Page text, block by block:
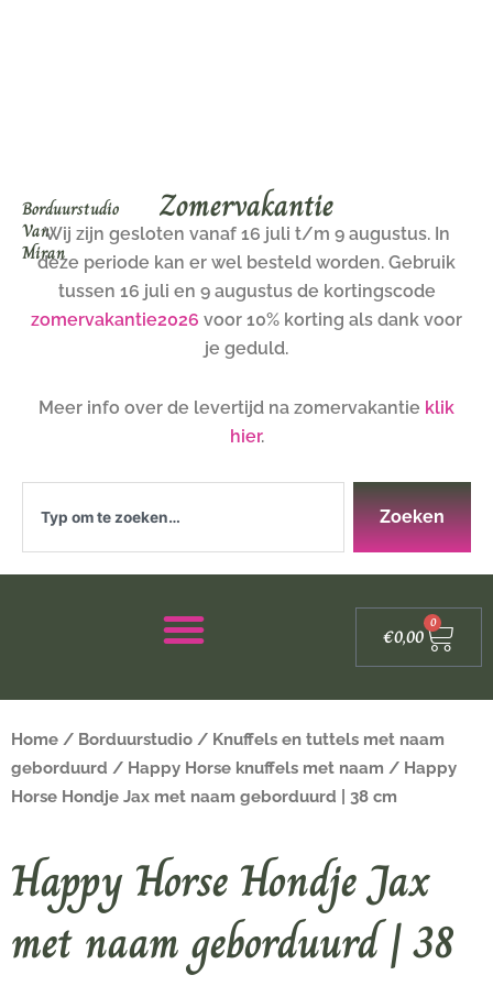
Borduurstudio
Van
Miran
Zomervakantie
Wij zijn gesloten vanaf 16 juli t/m 9 augustus. In
deze periode kan er wel besteld worden. Gebruik
tussen 16 juli en 9 augustus de kortingscode
zomervakantie2026 voor 10% korting als dank voor
je geduld.
Meer info over de levertijd na zomervakantie klik
hier.
Zoeken
€0,00
0
Home / Borduurstudio / Knuffels en tuttels met naam
geborduurd / Happy Horse knuffels met naam / Happy
Horse Hondje Jax met naam geborduurd | 38 cm
Happy Horse Hondje Jax
met naam geborduurd | 38